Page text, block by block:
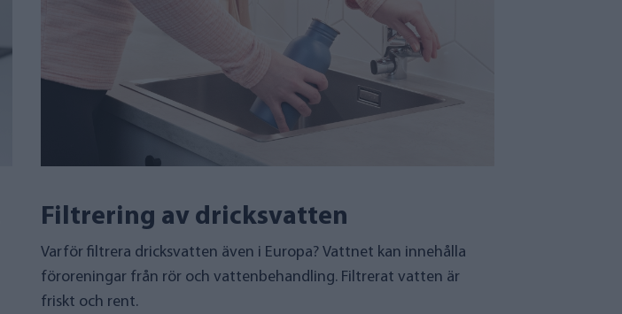
Filtrering av dricksvatten
Varför filtrera dricksvatten även i Europa? Vattnet kan innehålla
föroreningar från rör och vattenbehandling. Filtrerat vatten är
friskt och rent.